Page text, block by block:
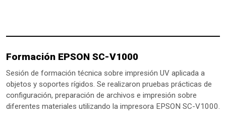
Formación EPSON SC-V1000
Sesión de formación técnica sobre impresión UV aplicada a
objetos y soportes rígidos. Se realizaron pruebas prácticas de
configuración, preparación de archivos e impresión sobre
diferentes materiales utilizando la impresora EPSON SC-V1000.